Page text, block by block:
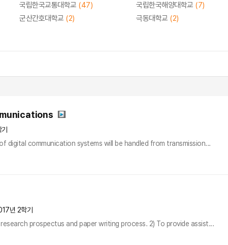
국립한국교통대학교 (47) 국립한국해양대학교 (7)
군산간호대학교 (2) 극동대학교 (2)
digital communication systems will be handled from transmission...
년 2학기
prospectus and paper writing process. 2) To provide assist...